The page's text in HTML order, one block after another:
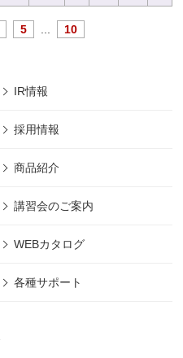
5 10
IR情報
採用情報
商品紹介
講習会のご案内
WEBカタログ
各種サポート